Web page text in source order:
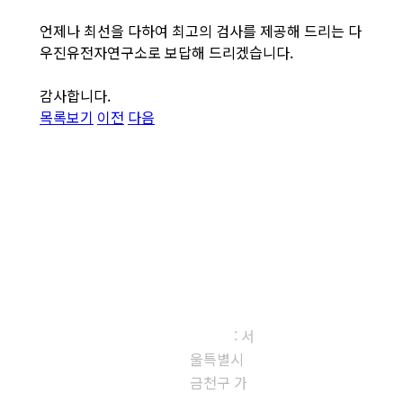
언제나 최선을 다하여 최고의 검사를 제공해 드리는 다
우진유전자연구소로 보답해 드리겠습니다.
감사합니다.
목록보기 이전 다음
: 서
울특별시
금천구 가